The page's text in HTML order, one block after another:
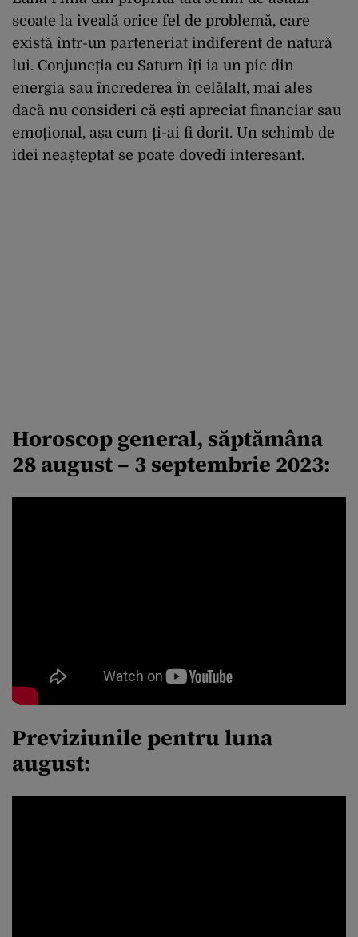
scoate la iveală orice fel de problemă, care
există într-un parteneriat indiferent de natură
lui. Conjuncția cu Saturn îți ia un pic din
energia sau încrederea în celălalt, mai ales
dacă nu consideri că ești apreciat financiar sau
emoțional, așa cum ți-ai fi dorit. Un schimb de
idei neașteptat se poate dovedi interesant.
Horoscop general, săptămâna
28 august – 3 septembrie 2023:
Previziunile pentru luna
august: